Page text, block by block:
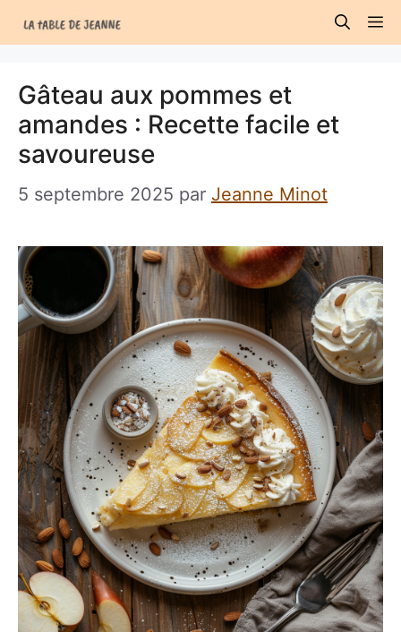
au
Gâteau aux pommes et
amandes : Recette facile et
savoureuse
5 septembre 2025 par Jeanne Minot